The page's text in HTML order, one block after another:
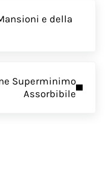
e della
Superminimo
Assorbibile